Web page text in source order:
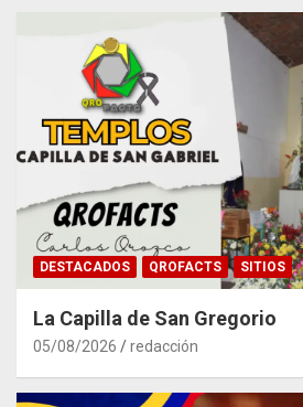
DESTACADOS QROFACTS SITIOS
La Capilla de San Gregorio
05/08/2026 redacción